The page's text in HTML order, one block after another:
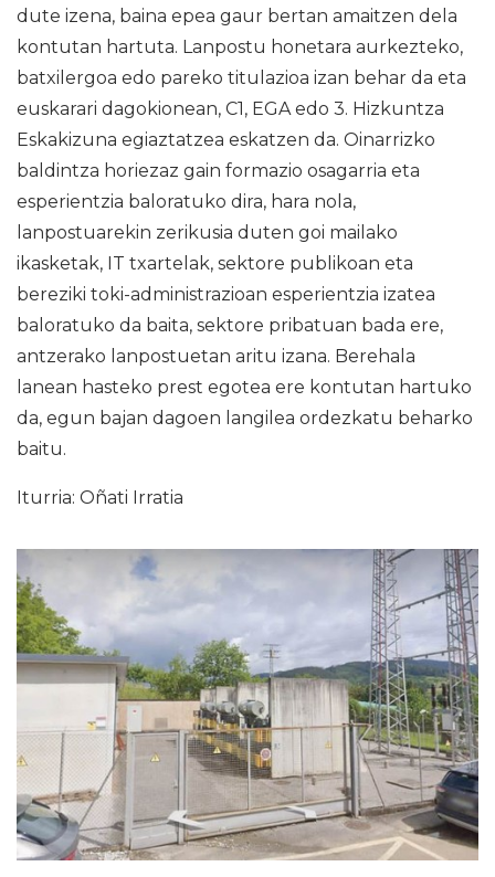
dute izena, baina epea gaur bertan amaitzen dela
kontutan hartuta. Lanpostu honetara aurkezteko,
batxilergoa edo pareko titulazioa izan behar da eta
euskarari dagokionean, C1, EGA edo 3. Hizkuntza
Eskakizuna egiaztatzea eskatzen da. Oinarrizko
baldintza horiezaz gain formazio osagarria eta
esperientzia baloratuko dira, hara nola,
lanpostuarekin zerikusia duten goi mailako
ikasketak, IT txartelak, sektore publikoan eta
bereziki toki-administrazioan esperientzia izatea
baloratuko da baita, sektore pribatuan bada ere,
antzerako lanpostuetan aritu izana. Berehala
lanean hasteko prest egotea ere kontutan hartuko
da, egun bajan dagoen langilea ordezkatu beharko
baitu.
Iturria: Oñati Irratia